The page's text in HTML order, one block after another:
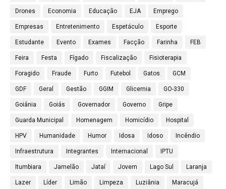
Drones Economia Educação EJA Emprego
Empresas Entretenimento Espetáculo Esporte
Estudante Evento Exames Facção Farinha FEB
Feira Festa Fígado Fiscalização Fisioterapia
Foragido Fraude Furto Futebol Gatos GCM
GDF Geral Gestão GGIM Glicemia GO-330
Goiânia Goiás Governador Governo Gripe
Guarda Municipal Homenagem Homicídio Hospital
HPV Humanidade Humor Idosa Idoso Incêndio
Infraestrutura Integrantes Internacional IPTU
Itumbiara Jamelão Jataí Jovem Lago Sul Laranja
Lazer Líder Limão Limpeza Luziânia Maracujá